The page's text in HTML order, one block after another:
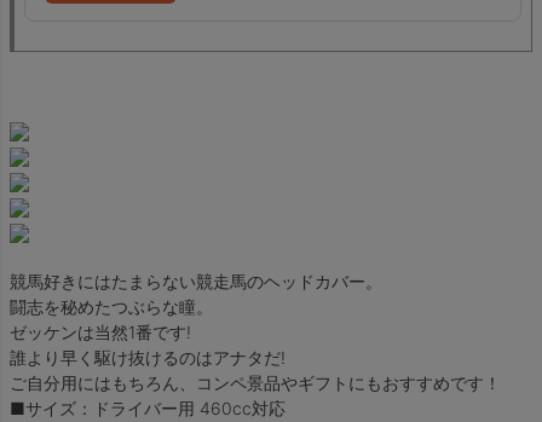
競馬好きにはたまらない競走馬のヘッドカバー。
闘志を秘めたつぶらな瞳。
ゼッケンは当然1番です!
誰より早く駆け抜けるのはアナタだ!
ご自分用にはもちろん、コンペ景品やギフトにもおすすめです！
■サイズ：ドライバー用 460cc対応